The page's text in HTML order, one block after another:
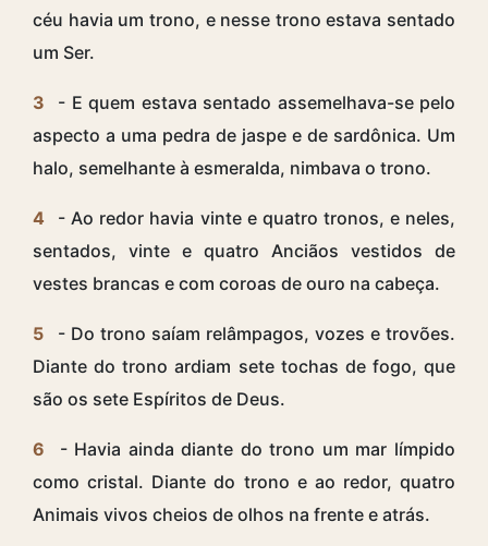
céu havia um trono, e nesse trono estava sentado
um Ser.
3
- E quem estava sentado assemelhava-se pelo
aspecto a uma pedra de jaspe e de sardônica. Um
halo, semelhante à esmeralda, nimbava o trono.
4
- Ao redor havia vinte e quatro tronos, e neles,
sentados, vinte e quatro Anciãos vestidos de
vestes brancas e com coroas de ouro na cabeça.
5
- Do trono saíam relâmpagos, vozes e trovões.
Diante do trono ardiam sete tochas de fogo, que
são os sete Espíritos de Deus.
6
- Havia ainda diante do trono um mar límpido
como cristal. Diante do trono e ao redor, quatro
Animais vivos cheios de olhos na frente e atrás.